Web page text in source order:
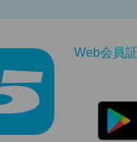
Web会員